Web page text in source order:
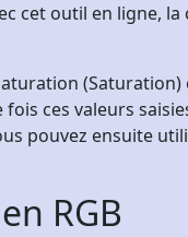
cet outil en ligne,
(Saturation)
ces valeurs
pouvez ensuite
RGB